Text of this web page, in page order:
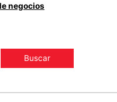
negocios